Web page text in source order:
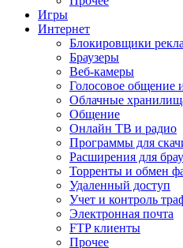
Игры
Интернет
Блокировщики
Браузеры
Веб-камеры
Голосовое общение
Облачные
Общение
Онлайн ТВ и радио
Программы для
Расширения для
Торренты и обмен
Удаленный доступ
Учет и контроль
Электронная почта
FTP клиенты
Прочее